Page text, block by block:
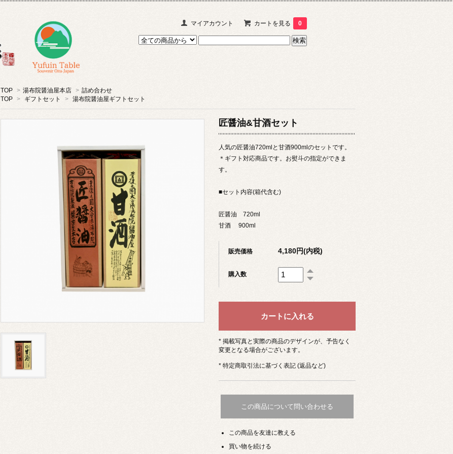
マイアカウント カートを見る 0
TOP > 湯布院醤油屋本店 > 詰め合わせ
TOP > ギフトセット > 湯布院醤油屋ギフトセット
匠醤油&甘酒セット
人気の匠醤油720mlと甘酒900mlのセットです。
＊ギフト対応商品です。お熨斗の指定ができま
す。
■セット内容(箱代含む)
匠醤油 720ml
甘酒 900ml
販売価格 4,180円(内税)
購入数
* 掲載写真と実際の商品のデザインが、予告なく
変更となる場合がございます。
* 特定商取引法に基づく表記 (返品など)
この商品について問い合わせる
この商品を友達に教える
買い物を続ける